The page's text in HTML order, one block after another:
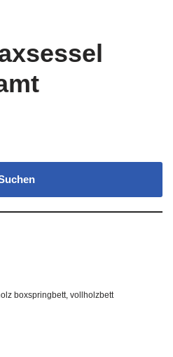
boxspringbett, vollholzbett